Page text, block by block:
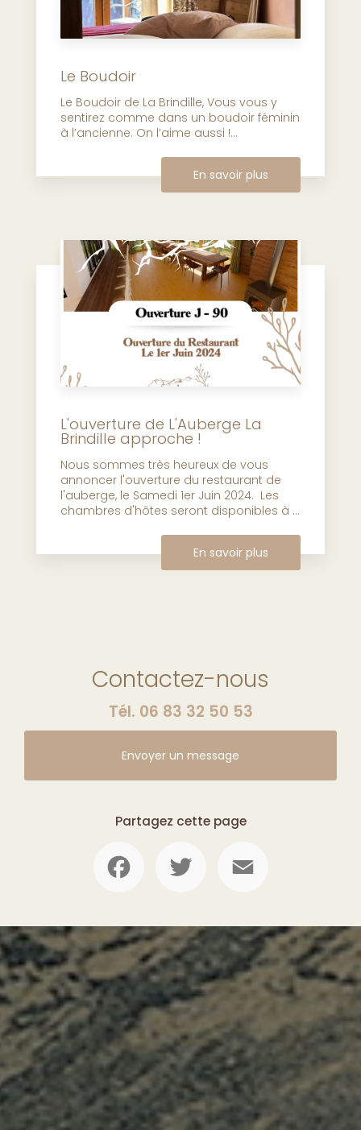
Le Boudoir
Le Boudoir de La Brindille, Vous vous y
sentirez comme dans un boudoir féminin
à l’ancienne. On l’aime aussi !...
En savoir plus
L'ouverture de L'Auberge La
Brindille approche !
Nous sommes très heureux de vous
annoncer l'ouverture du restaurant de
l'auberge, le Samedi 1er Juin 2024. Les
chambres d'hôtes seront disponibles à ...
En savoir plus
Contactez-nous
Tél. 06 83 32 50 53
Envoyer un message
Partagez cette page